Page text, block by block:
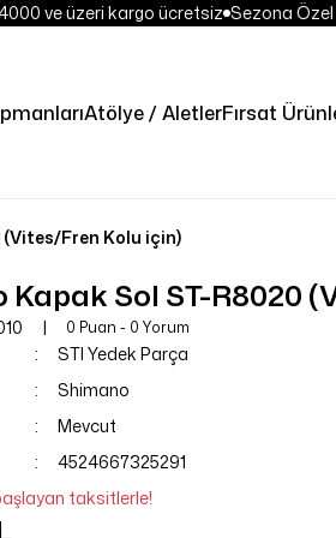
ve üzeri kargo ücretsiz Sezona Özel
Atölye / AletlerFırsat
(Vites/Fren Kolu için)
Kapak Sol ST-R8020
0 Puan - 0 Yorum
STI Yedek Parça
Shimano
Mevcut
4524667325291
taksitlerle!